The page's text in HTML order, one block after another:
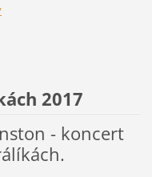
2017
- koncert